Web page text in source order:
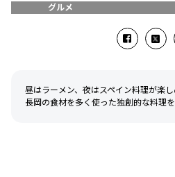
グルメ
昼はラーメン、夜はスペイン料理が楽し
長岡の食材を多く使った独創的な料理を